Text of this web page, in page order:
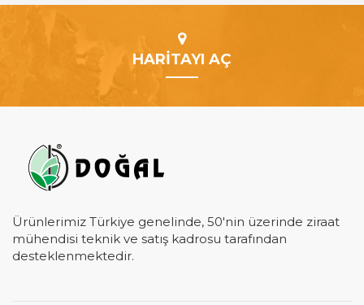
HARİTAYI AÇ
Ürünlerimiz Türkiye genelinde, 50'nin üzerinde ziraat
mühendisi teknik ve satış kadrosu tarafından
desteklenmektedir.